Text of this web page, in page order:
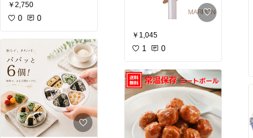
￥2,750
0 0
￥1,045
1 0